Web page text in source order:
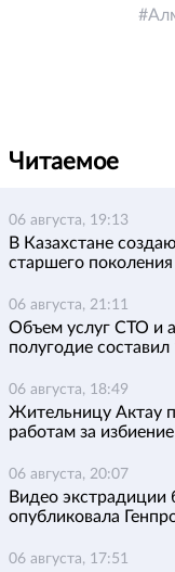
Читаемое
06 августа, 19:13
В Казахстане
старшего поколения
06 августа, 21:11
Объем услуг СТО и
полугодие
06 августа, 18:49
Жительницу Актау
работам за
06 августа, 20:07
Видео экстрадиции
опубликовала
06 августа, 17:51